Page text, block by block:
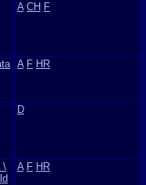
A CH F
A F HR
D
\
A F HR